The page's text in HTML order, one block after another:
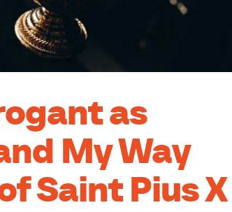
as
My Way
Saint Pius X